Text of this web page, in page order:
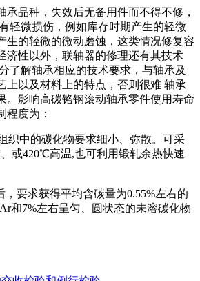
种，失效后无备用件而不得不修，
微损伤，例如库存时期产生的轻微
生的轻微的微动磨蚀，这类情况修复容
济性以外，联轴器的修理还有其技术
分了解轴承相应的技术要求，与轴承及
上以及材料上的特点，否则很难 轴承
。影响高碳铬钢滚动轴承零件使用寿命
度为：
的碳化物要求细小、弥散。可采
、或420℃高温,也可利用锻轧余热快速
，要求获得平均含碳量为0.55%左右的
和7%左右呈匀、圆状态的未溶碳化物